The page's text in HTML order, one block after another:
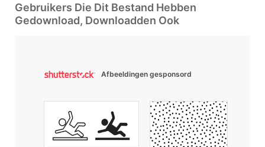
Gebruikers Die Dit Bestand Hebben
Gedownload, Downloadden Ook
Afbeeldingen gesponsord